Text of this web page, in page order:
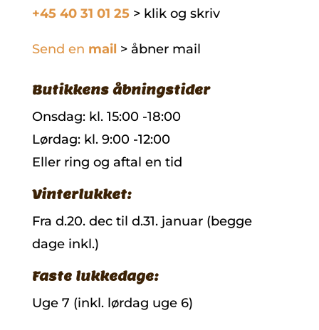
+45 40 31 01 25> klik og skriv
Send en mail > åbner mail
Butikkens åbningstider
Onsdag: kl. 15:00 -18:00
Lørdag: kl. 9:00 -12:00
Eller ring og aftal en tid
Vinterlukket:
Fra d.20. dec til d.31. januar (begge
dage inkl.)
Faste lukkedage:
Uge 7 (inkl. lørdag uge 6)